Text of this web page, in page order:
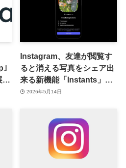
｣
開
Instagram、友達が閲覧す
ると消える写真をシェア出
来る新機能「Instants」を
正式に提供開始
2026年5月14日